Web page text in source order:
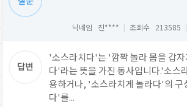
닉네임 진**** | 조회수 213585 |
'소스라치다'는 '깜짝 놀라 몸을 갑자
다'라는 뜻을 가진 동사입니다.'소스
용하거나, '소스라치게 놀라다'의 구
다'를...